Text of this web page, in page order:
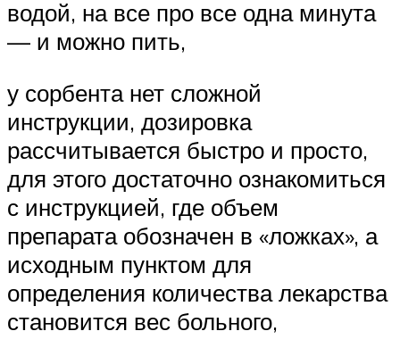
водой, на все про все одна минута
— и можно пить,
у сорбента нет сложной
инструкции, дозировка
рассчитывается быстро и просто,
для этого достаточно ознакомиться
с инструкцией, где объем
препарата обозначен в «ложках», а
исходным пунктом для
определения количества лекарства
становится вес больного,